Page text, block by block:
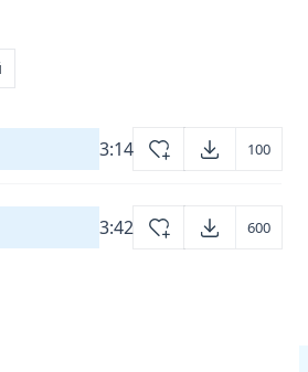
3:14
100
3:42
600